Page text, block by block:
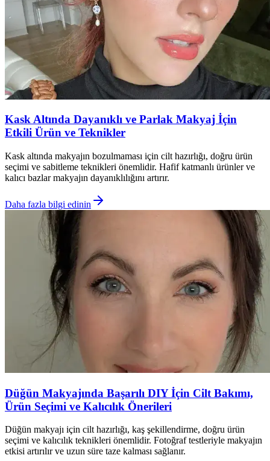
Kask Altında Dayanıklı ve Parlak Makyaj İçin
Etkili Ürün ve Teknikler
Kask altında makyajın bozulmaması için cilt hazırlığı, doğru ürün
seçimi ve sabitleme teknikleri önemlidir. Hafif katmanlı ürünler ve
kalıcı bazlar makyajın dayanıklılığını artırır.
Daha fazla bilgi edinin
Düğün Makyajında Başarılı DIY İçin Cilt Bakımı,
Ürün Seçimi ve Kalıcılık Önerileri
Düğün makyajı için cilt hazırlığı, kaş şekillendirme, doğru ürün
seçimi ve kalıcılık teknikleri önemlidir. Fotoğraf testleriyle makyajın
etkisi artırılır ve uzun süre taze kalması sağlanır.